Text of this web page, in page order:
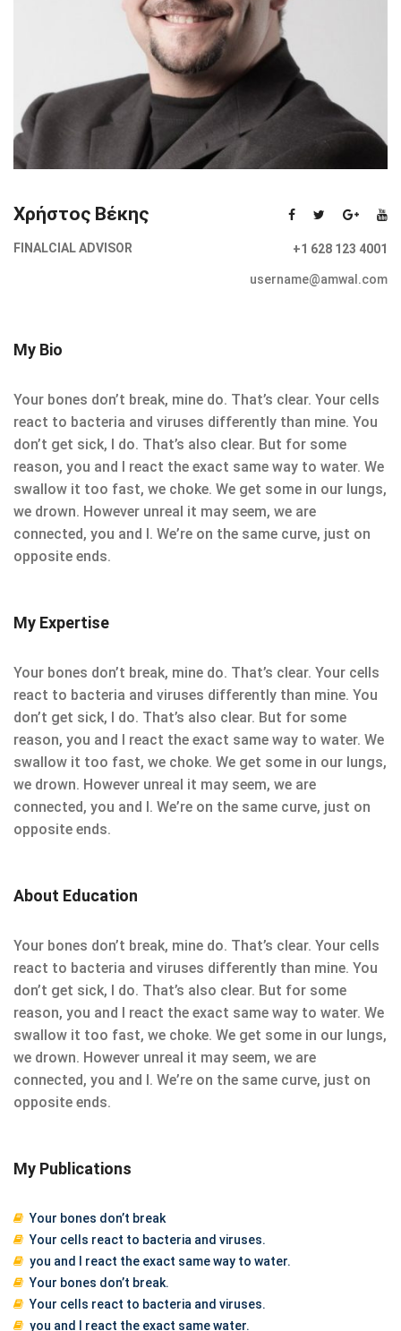
Χρήστος Βέκης
FINALCIAL ADVISOR +1 628 123 4001
username@amwal.com
My Bio
Your bones don’t break, mine do. That’s clear. Your cells
react to bacteria and viruses differently than mine. You
don’t get sick, I do. That’s also clear. But for some
reason, you and I react the exact same way to water. We
swallow it too fast, we choke. We get some in our lungs,
we drown. However unreal it may seem, we are
connected, you and I. We’re on the same curve, just on
opposite ends.
My Expertise
Your bones don’t break, mine do. That’s clear. Your cells
react to bacteria and viruses differently than mine. You
don’t get sick, I do. That’s also clear. But for some
reason, you and I react the exact same way to water. We
swallow it too fast, we choke. We get some in our lungs,
we drown. However unreal it may seem, we are
connected, you and I. We’re on the same curve, just on
opposite ends.
About Education
Your bones don’t break, mine do. That’s clear. Your cells
react to bacteria and viruses differently than mine. You
don’t get sick, I do. That’s also clear. But for some
reason, you and I react the exact same way to water. We
swallow it too fast, we choke. We get some in our lungs,
we drown. However unreal it may seem, we are
connected, you and I. We’re on the same curve, just on
opposite ends.
My Publications
Your bones don’t break
Your cells react to bacteria and viruses.
you and I react the exact same way to water.
Your bones don’t break.
Your cells react to bacteria and viruses.
you and I react the exact same water.